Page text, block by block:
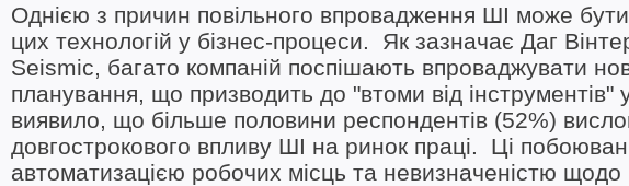
Однією з причин повільного впровадження ШІ може бути
цих технологій у бізнес-процеси. Як зазначає Даг
Seismic, багато компаній поспішають впроваджувати
планування, що призводить до "втоми від інструментів"
виявило, що більше половини респондентів (52%)
довгострокового впливу ШІ на ринок праці. Ці
автоматизацією робочих місць та невизначеністю